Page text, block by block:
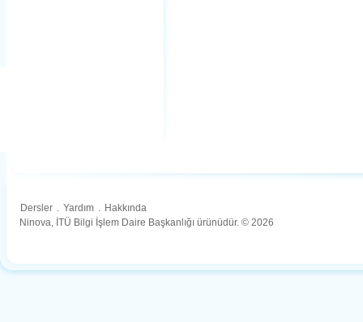
Dersler . Yardım . Hakkında
Ninova, İTÜ Bilgi İşlem Daire Başkanlığı ürünüdür. © 2026